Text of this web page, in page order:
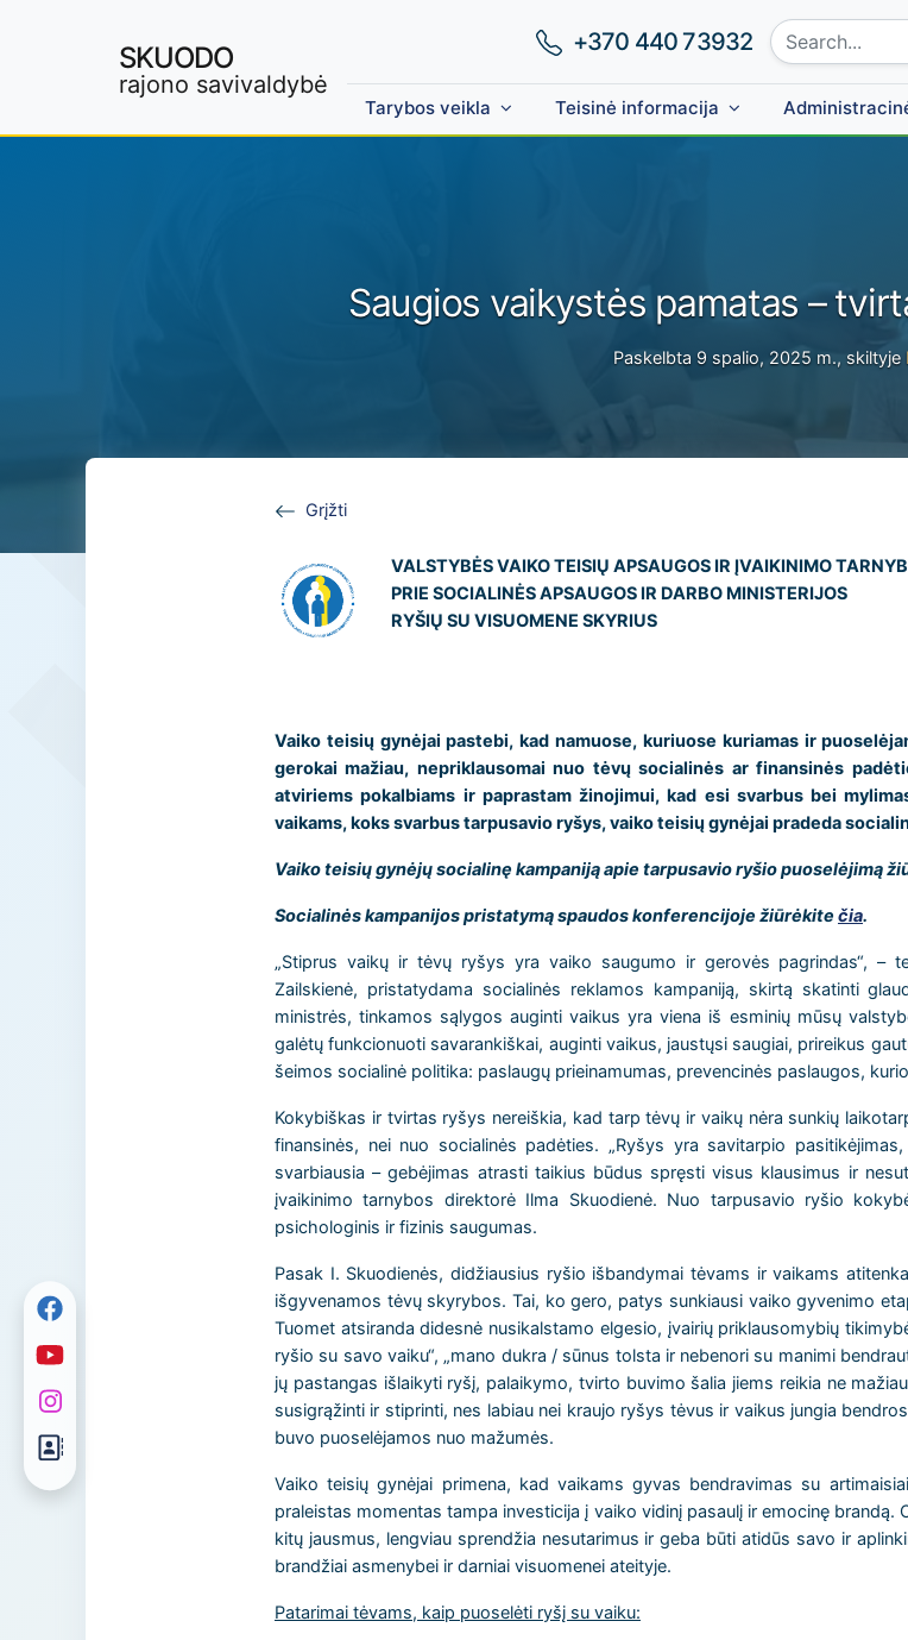
SKUODO
rajono savivaldybė
Phone number:
+370 440 73932 Search site:
Tarybos veikla Teisinė informacija
Saugios vaikystės pamatas –
Paskelbta 9 spalio, 2025 m., skiltyje
Grįžti
VALSTYBĖS VAIKO TEISIŲ APSAUGOS IR ĮVAIKINIMO
PRIE SOCIALINĖS APSAUGOS IR DARBO MINISTERIJOS
RYŠIŲ SU VISUOMENE SKYRIUS
Vaiko teisių gynėjai pastebi, kad namuose, kuriuose kuriamas ir
gerokai mažiau, nepriklausomai nuo tėvų socialinės ar finansinės
atviriems pokalbiams ir paprastam žinojimui, kad esi svarbus bei
vaikams, koks svarbus tarpusavio ryšys, vaiko teisių gynėjai pradeda
Vaiko teisių gynėjų socialinę kampaniją apie tarpusavio ryšio puoselėjimą
Socialinės kampanijos pristatymą spaudos konferencijoježiūrėkitečia.
„Stiprus vaikų ir tėvų ryšys yra vaiko saugumo ir gerovės pagrindas“, –
Zailskienė, pristatydama socialinės reklamos kampaniją, skirtą skatinti
ministrės, tinkamos sąlygos auginti vaikus yra viena iš esminių mūsų
galėtų funkcionuoti savarankiškai, auginti vaikus, jaustųsi saugiai, prireikus
šeimos socialinė politika: paslaugų prieinamumas, prevencinės paslaugos,
Kokybiškas ir tvirtas ryšys nereiškia, kad tarp tėvų ir vaikų nėra sunkių
finansinės, nei nuo socialinės padėties. „Ryšys yra savitarpio
svarbiausia – gebėjimas atrasti taikius būdus spręsti visus klausimus ir
įvaikinimo tarnybos direktorė Ilma Skuodienė. Nuo tarpusavio ryšio
psichologinis ir fizinis saugumas.
Pasak I. Skuodienės, didžiausius ryšio išbandymai tėvams ir vaikams
išgyvenamos tėvų skyrybos. Tai, ko gero, patys sunkiausi vaiko gyvenimo
Tuomet atsiranda didesnė nusikalstamo elgesio, įvairių priklausomybių
ryšio su savo vaiku“, „mano dukra / sūnus tolsta ir nebenori su manimi
jų pastangas išlaikyti ryšį, palaikymo, tvirto buvimo šalia jiems reikia ne
susigrąžinti ir stiprinti, nes labiau nei kraujo ryšys tėvus ir vaikus jungia
buvo puoselėjamos nuo mažumės.
Vaiko teisių gynėjai primena, kad vaikams gyvas bendravimas su
praleistas momentas tampa investicija į vaiko vidinį pasaulį ir emocinę
kitų jausmus, lengviau sprendžia nesutarimus ir geba būti atidūs savo ir
brandžiai asmenybei ir darniai visuomenei ateityje.
Patarimai tėvams, kaip puoselėti ryšį su vaiku: